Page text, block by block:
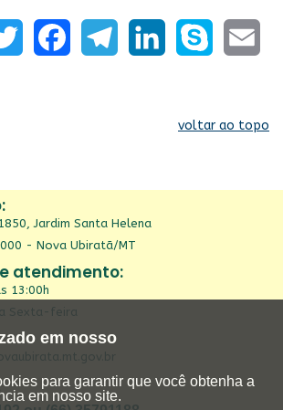
em nosso
para garantir que você obtenha a
em nosso site.
voltar ao topo
Jardim Santa Helena
000 - Nova Ubiratã/MT
atendimento:
13:00h
Sexta-feira